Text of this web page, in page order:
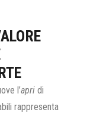
l’apri di
rappresenta